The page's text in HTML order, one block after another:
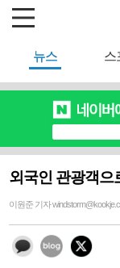
뉴스 스
외국인 관광객으
이원준 기자